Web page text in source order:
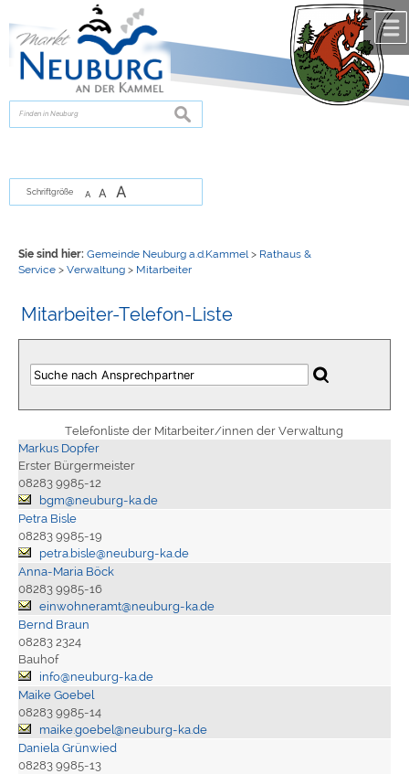
zur Navigationoder
springen.
suchen
Schriftgröße A A A
Sie sind hier: Gemeinde Neuburg a.d.Kammel > Rathaus &
Service> Verwaltung> Mitarbeiter
Mitarbeiter-Telefon-Liste
Telefonliste der Mitarbeiter/innen der Verwaltung
Markus Dopfer
Erster Bürgermeister
08283 9985-12
bgm@neuburg-ka.de
Petra Bisle
08283 9985-19
petra.bisle@neuburg-ka.de
Anna-Maria Böck
08283 9985-16
einwohneramt@neuburg-ka.de
Bernd Braun
08283 2324
Bauhof
info@neuburg-ka.de
Maike Goebel
08283 9985-14
maike.goebel@neuburg-ka.de
Daniela Grünwied
08283 9985-13